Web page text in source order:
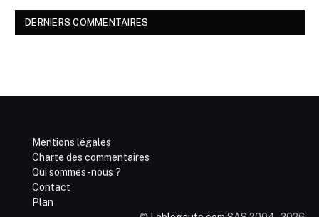
DERNIERS COMMENTAIRES
Mentions légales
Charte des commentaires
Qui sommes-nous ?
Contact
Plan